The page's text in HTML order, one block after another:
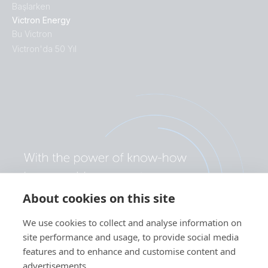
About cookies on this site
We use cookies to collect and analyse information on
site performance and usage, to provide social media
features and to enhance and customise content and
advertisements.
Başlarken
Victron Energy
Bu Victron
Victron'da 50 Yıl